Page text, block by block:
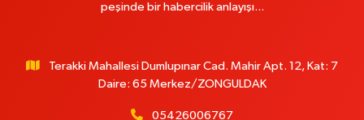
peşinde bir habercilik anlayışı...
Terakki Mahallesi Dumlupınar Cad. Mahir Apt. 12, Kat: 7
Daire: 65 Merkez/ZONGULDAK
05426006767